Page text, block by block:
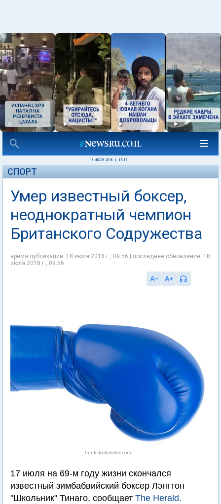
ИСПАНЕЦ ЗРЯ
НАПАЛ НА
РЕЗЕРВИСТА
ЦАХАЛА
18 ИЮЛЯ 2018 17:17
СПОРТ
Умер известный боксер,
неоднократный чемпион
Британского Содружества
время публикации: 18 июля 2018 г., 09:56 | последнее обновление: 18
июля 2018 г., 09:56
thinkstockphotos.com
17 июля на 69-м году жизни скончался
известный зимбабвийский боксер Лэнгтон
"Школьник" Тинаго, сообщает The Herald.